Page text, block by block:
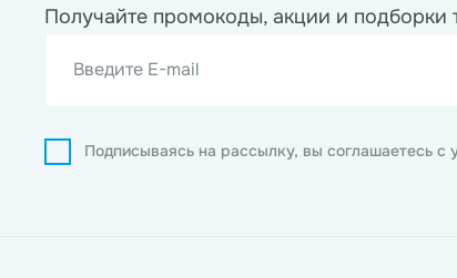
Получайте промокоды, акции и подборки
Введите E-mail
Подписываясь на рассылку, вы соглашаетесь с